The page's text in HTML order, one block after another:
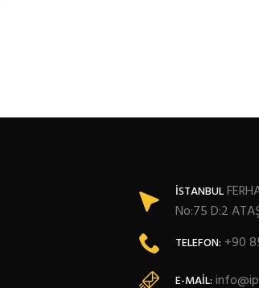
İSTANBUL
No:75 D:2
TELEFON: +90
E-MAIL: